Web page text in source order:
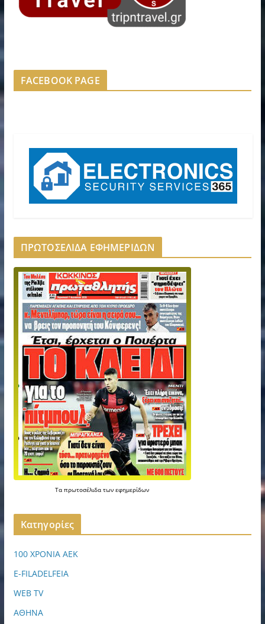
FACEBOOK PAGE
ΠΡΩΤΟΣΕΛΙΔΑ ΕΦΗΜΕΡΙΔΩΝ
Ταπρωτοσέλιδατωνεφημερίδων
Kατηγορίες
100 ΧΡΟΝΙΑ ΑΕΚ
E-FILADELFEIA
WEB TV
ΑΘΗΝΑ